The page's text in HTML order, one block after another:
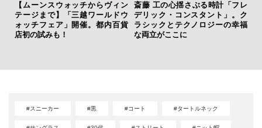
【ムーンスウォッチからヴィン
テージまで】「三越ワールドウ
ォッチフェア」開催。都内百貨
店初の試みも！
斎藤 工の心揺さぶる時計「フレ
デリック・コンスタント」。ク
ラシックとテクノロジーの幸福
な両立がここに
#スニーカー #黒 #コート #タートルネック